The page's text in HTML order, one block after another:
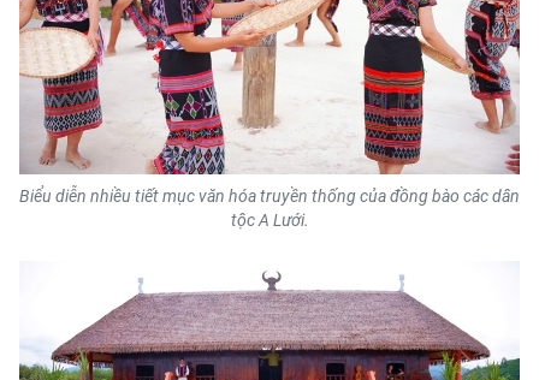
Biểu diễn nhiều tiết mục văn hóa truyền thống của đồng bào các dân
tộc A Lưới.